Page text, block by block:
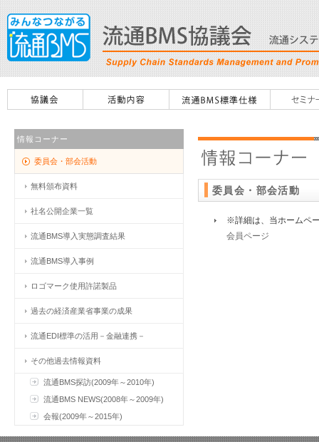
情報コーナー
委員会・部会活動
無料頒布資料
社名公開企業一覧
流通BMS導入実態調査結果
流通BMS導入事例
ロゴマーク使用許諾製品
過去の経済産業省事業の成果
流通EDI標準の活用－金融連携－
その他過去情報資料
流通BMS探訪(2009年～2010年)
流通BMS NEWS(2008年～2009年)
会報(2009年～2015年)
委員会・部会活動
※詳細は、当ホームペ
会員ページ